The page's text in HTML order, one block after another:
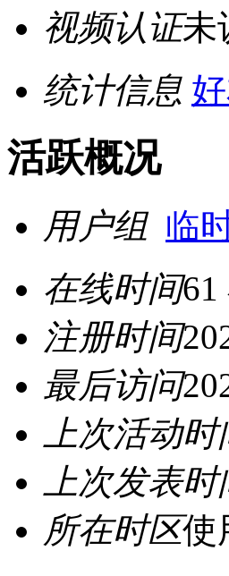
视频认证未
统计信息
活跃概况
用户组 临
在线时间61
注册时间
最后访问
上次活动时
上次发表时
所在时区使